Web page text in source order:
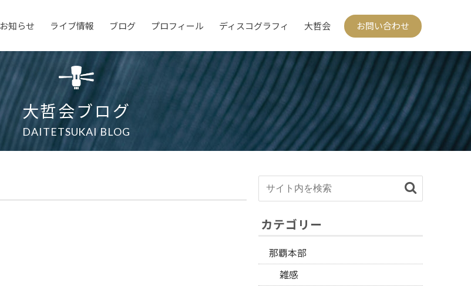
お知らせ ライブ情報 ブログ プロフィール ディスコグラフィ 大哲会 お問い合わせ
大哲会ブログ
DAITETSUKAI BLOG
カテゴリー
那覇本部
雑感